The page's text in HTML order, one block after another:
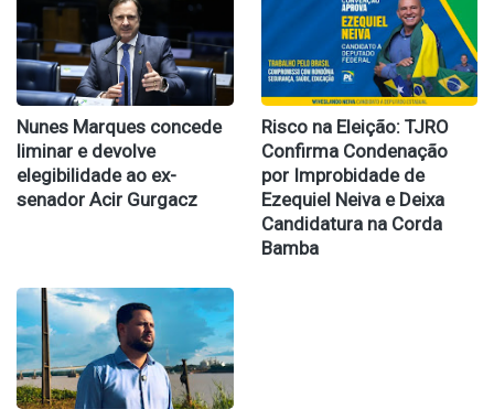
Nunes Marques concede
liminar e devolve
elegibilidade ao ex-
senador Acir Gurgacz
Risco na Eleição: TJRO
Confirma Condenação
por Improbidade de
Ezequiel Neiva e Deixa
Candidatura na Corda
Bamba